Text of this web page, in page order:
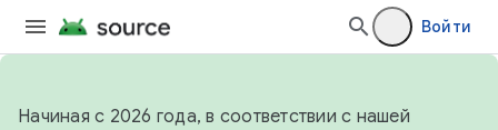
Войти
Начиная с 2026 года, в соответствии с нашей